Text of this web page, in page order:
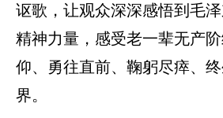
讴歌，让观众深深感悟到毛
精神力量，感受老一辈无产
仰、勇往直前、鞠躬尽瘁、
界。